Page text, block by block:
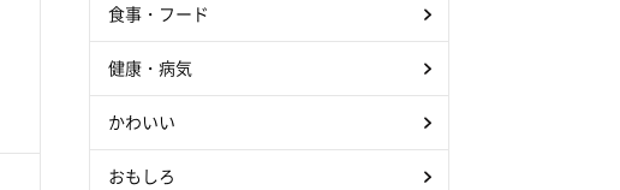
食事・フード
健康・病気
かわいい
おもしろ